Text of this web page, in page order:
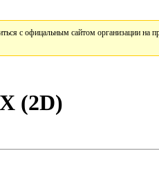
с офицальным сайтом организации на
(2D)